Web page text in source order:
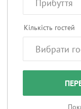
Прибуття
Кількість гостей